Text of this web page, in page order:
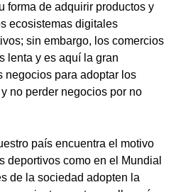
forma de adquirir productos y
ecosistemas digitales
sin embargo, los comercios
lenta y es aquí la gran
negocios para adoptar los
no perder negocios por no
país encuentra el motivo
deportivos como en el Mundial
de la sociedad adopten la